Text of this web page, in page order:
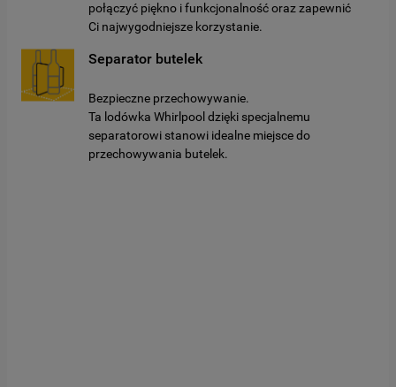
połączyć piękno i funkcjonalność oraz zapewnić
Ci najwygodniejsze korzystanie.
Separator butelek
Bezpieczne przechowywanie.
Ta lodówka Whirlpool dzięki specjalnemu
separatorowi stanowi idealne miejsce do
przechowywania butelek.